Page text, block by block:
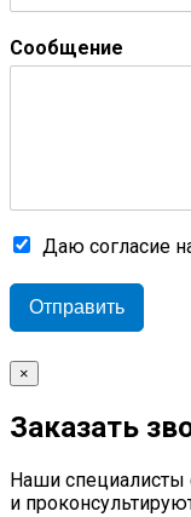
Сообщение
Даю согласие
Отправить
×
Заказать
Наши
и